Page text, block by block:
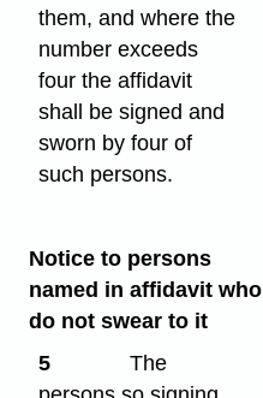
them, and where the
number exceeds
four the affidavit
shall be signed and
sworn by four of
such persons.
Notice to persons
named in affidavit who
do not swear to it
5
The